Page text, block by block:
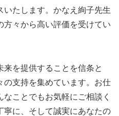
たします。かなえ絢子先生
方々から高い評価を受けてい
を提供することを信条と
の支持を集めています。お仕
ことでもお気軽にご相談く
寧に、そして誠実にあなたの